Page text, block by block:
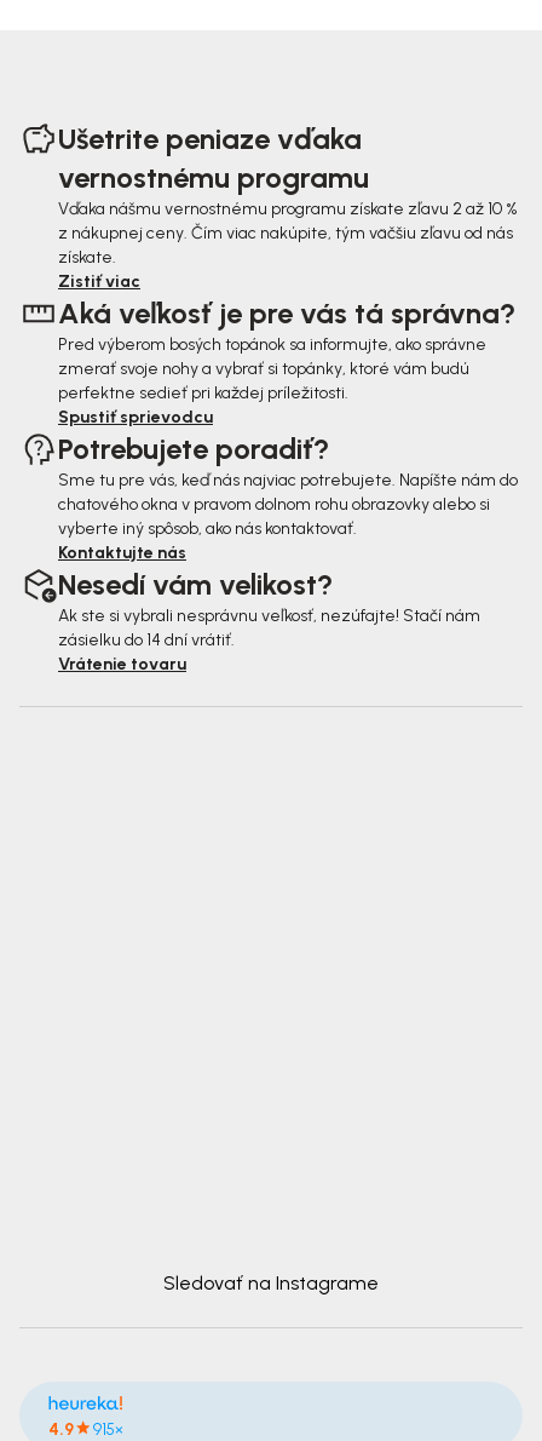
Ušetrite peniaze vďaka
vernostnému programu
Vďaka nášmu vernostnému programu získate zľavu 2 až 10 %
z nákupnej ceny. Čím viac nakúpite, tým väčšiu zľavu od nás
získate.
Zistiť viac
Aká veľkosť je pre vás tá správna?
Pred výberom bosých topánok sa informujte, ako správne
zmerať svoje nohy a vybrať si topánky, ktoré vám budú
perfektne sedieť pri každej príležitosti.
Spustiť sprievodcu
Potrebujete poradiť?
Sme tu pre vás, keď nás najviac potrebujete. Napíšte nám do
chatového okna v pravom dolnom rohu obrazovky alebo si
vyberte iný spôsob, ako nás kontaktovať.
Kontaktujte nás
Nesedí vám velikost?
Ak ste si vybrali nesprávnu veľkosť, nezúfajte! Stačí nám
zásielku do 14 dní vrátiť.
Vrátenie tovaru
Sledovať na Instagrame
4.9 915×